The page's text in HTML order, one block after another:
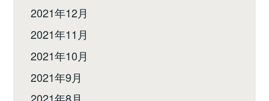
2021年12月
2021年11月
2021年10月
2021年9月